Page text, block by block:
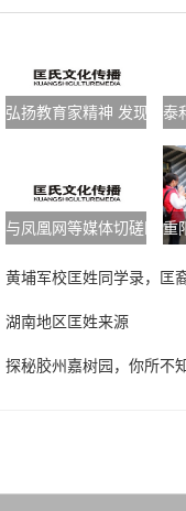
弘扬教育家精神 发现身泰
与凤凰网等媒体切磋匡氏
重
黄埔军校匡姓同学录，匡
湖南地区匡姓来源
探秘胶州嘉树园，你所不